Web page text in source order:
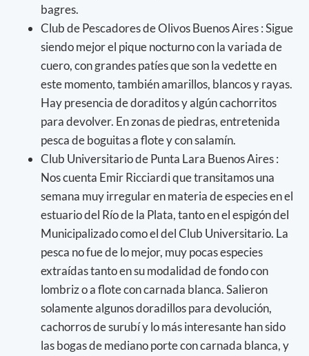
bagres.
Club de Pescadores de Olivos Buenos Aires : Sigue
siendo mejor el pique nocturno con la variada de
cuero, con grandes patíes que son la vedette en
este momento, también amarillos, blancos y rayas.
Hay presencia de doraditos y algún cachorritos
para devolver. En zonas de piedras, entretenida
pesca de boguitas a flote y con salamín.
Club Universitario de Punta Lara Buenos Aires :
Nos cuenta Emir Ricciardi que transitamos una
semana muy irregular en materia de especies en el
estuario del Río de la Plata, tanto en el espigón del
Municipalizado como el del Club Universitario. La
pesca no fue de lo mejor, muy pocas especies
extraídas tanto en su modalidad de fondo con
lombriz o a flote con carnada blanca. Salieron
solamente algunos doradillos para devolución,
cachorros de surubí y lo más interesante han sido
las bogas de mediano porte con carnada blanca, y